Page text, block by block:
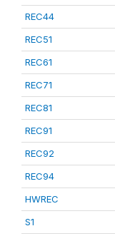
REC44
REC51
REC61
REC71
REC81
REC91
REC92
REC94
HWREC
S1